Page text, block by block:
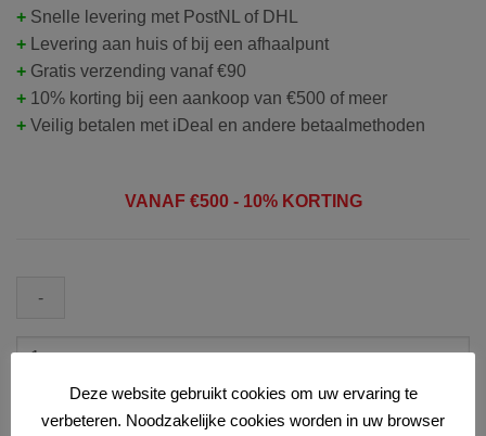
+ Snelle levering met PostNL of DHL
+
Levering aan huis of bij een afhaalpunt
+ Gratis verzending vanaf €90
+ 10% korting bij een aankoop van €500 of meer
+ Veilig betalen met iDeal en andere betaalmethoden
VANAF €500 - 10% KORTING
DS3120
Drukknop
voor
Deze website gebruikt cookies om uw ervaring te
verbeteren. Noodzakelijke cookies worden in uw browser